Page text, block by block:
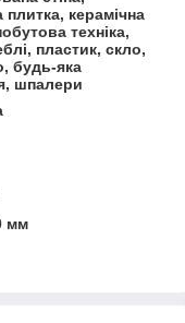
плитка, керамічна
техніка,
пластик, скло,
будь-яка
шпалери
мм